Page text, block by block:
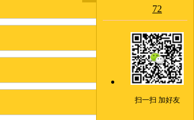
收
押
通
道
72
扫一扫 加好友